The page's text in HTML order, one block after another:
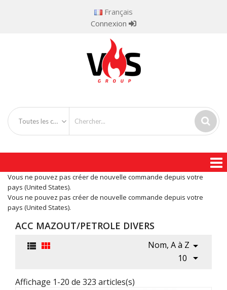
Français
Connexion
Toutes les catégories
Vous ne pouvez pas créer de nouvelle commande depuis votre
pays (United States).
Vous ne pouvez pas créer de nouvelle commande depuis votre
pays (United States).
ACC MAZOUT/PETROLE DIVERS
  Nom, A à Z 
10 
Affichage 1-20 de 323 articles(s)